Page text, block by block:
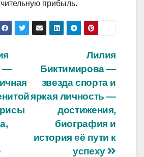
прибыль.
Лилия
Биктимирова —
звезда спорта и
яркая личность —
достижения,
биография и
история её пути к
успеху
—